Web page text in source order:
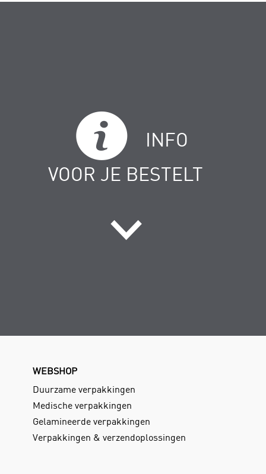
INFO
VOOR JE BESTELT
WEBSHOP
Duurzame verpakkingen
Medische verpakkingen
Gelamineerde verpakkingen
Verpakkingen & verzendoplossingen